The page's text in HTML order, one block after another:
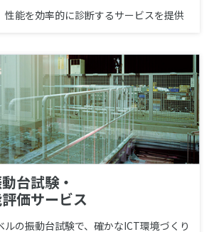
性能を効率的に診断するサービスを提供
台試験・
価サービス
ルの振動台試験で、確かなICT環境づくり